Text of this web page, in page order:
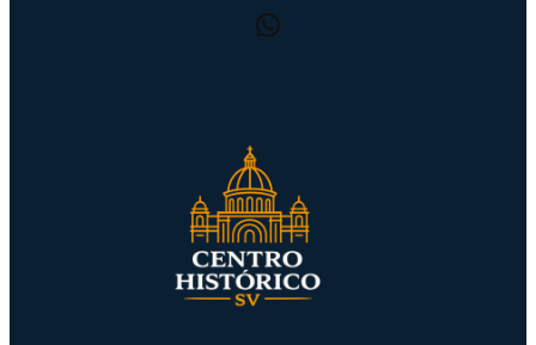
WhatsApp